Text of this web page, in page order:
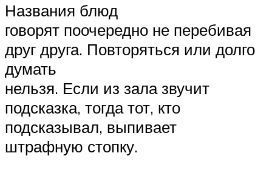
Названия блюд
говорят поочередно не перебивая
друг друга. Повторяться или долго
думать
нельзя. Если из зала звучит
подсказка, тогда тот, кто
подсказывал, выпивает
штрафную стопку.